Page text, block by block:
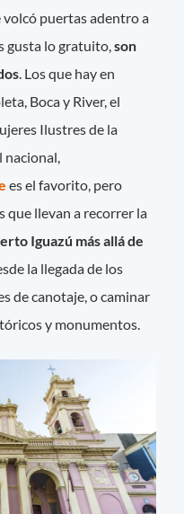
volcó puertas adentro a
gusta lo gratuito, son
. Los que hay en
Boca y River, el
Ilustres de la
es el favorito, pero
que llevan a recorrer la
Iguazú más allá de
la llegada de los
de canotaje, o caminar
y monumentos.